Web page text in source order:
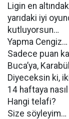
Ligin en
yarıdaki iyi
kutluyorsun…
Yapma Cengiz…
Sadece puan
Buca’ya,
Diyeceksin ki,
14 haftaya
Hangi telafi?
Size söyleyim…